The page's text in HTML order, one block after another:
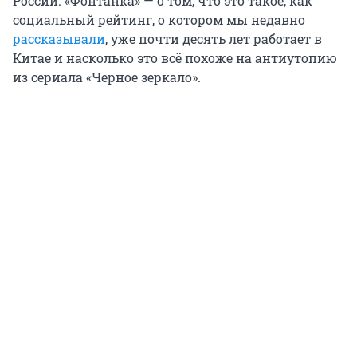
социальный рейтинг, о котором мы недавно
рассказывали, уже почти десять лет работает в
Китае и насколько это всё похоже на антиутопию
из сериала «Черное зеркало».